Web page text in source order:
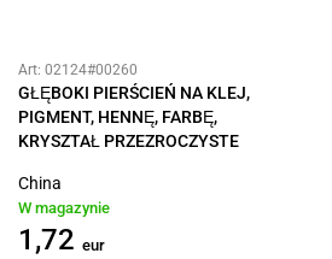
Art: 02124#00260
GŁĘBOKI PIERŚCIEŃ NA KLEJ,
PIGMENT, HENNĘ, FARBĘ,
KRYSZTAŁ PRZEZROCZYSTE
China
W magazynie
1,72 eur